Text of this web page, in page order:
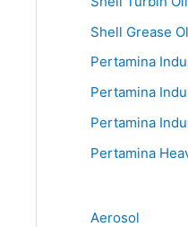
Shell Grease
Pertamina
Pertamina
Pertamina
Pertamina
Aerosol